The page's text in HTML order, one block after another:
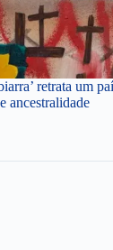
retrata um
ancestralidade